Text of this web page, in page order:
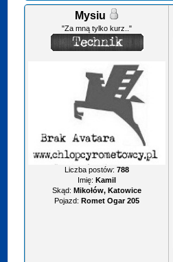
Mysiu
"Za mną tylko kurz.."
Liczba postów:788
Imię: Kamil
Skąd: Mikołów, Katowice
Pojazd: Romet Ogar 205